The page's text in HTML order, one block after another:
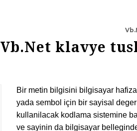
Vb.Net klavye
Bir metin bilgisini bilgisayar
yada sembol için bir sayisal
kullanilacak kodlama sistemine
ve sayinin da bilgisayar